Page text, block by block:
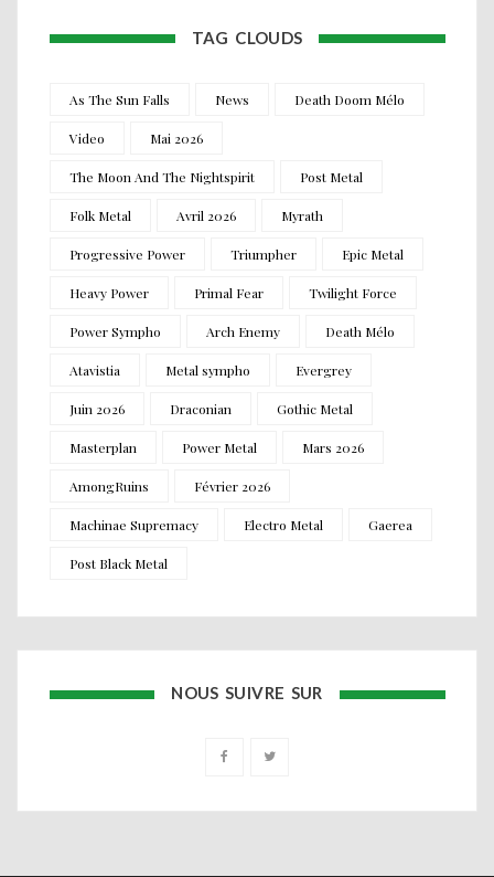
TAG CLOUDS
As The Sun Falls News Death Doom Mélo
Video Mai 2026
The Moon And The Nightspirit Post Metal
Folk Metal Avril 2026 Myrath
Progressive Power Triumpher Epic Metal
Heavy Power Primal Fear Twilight Force
Power Sympho Arch Enemy Death Mélo
Atavistia Metal sympho Evergrey
Juin 2026 Draconian Gothic Metal
Masterplan Power Metal Mars 2026
AmongRuins Février 2026
Machinae Supremacy Electro Metal Gaerea
Post Black Metal
NOUS SUIVRE SUR